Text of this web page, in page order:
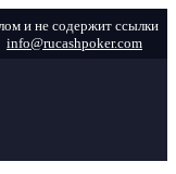
info@rucashpoker.com